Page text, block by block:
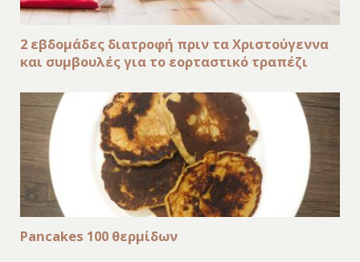
2 εβδομάδες διατροφή πριν τα Χριστούγεννα
και συμβουλές για το εορταστικό τραπέζι
Pancakes 100 θερμίδων